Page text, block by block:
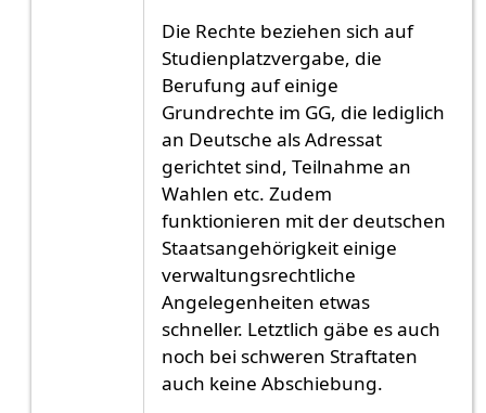
Die Rechte beziehen sich auf
Studienplatzvergabe, die
Berufung auf einige
Grundrechte im GG, die lediglich
an Deutsche als Adressat
gerichtet sind, Teilnahme an
Wahlen etc. Zudem
funktionieren mit der deutschen
Staatsangehörigkeit einige
verwaltungsrechtliche
Angelegenheiten etwas
schneller. Letztlich gäbe es auch
noch bei schweren Straftaten
auch keine Abschiebung.